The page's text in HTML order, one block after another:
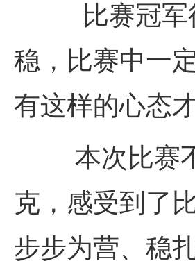
比赛冠
稳，比赛中一
有这样的心态
本次比赛
克，感受到了
步步为营、稳